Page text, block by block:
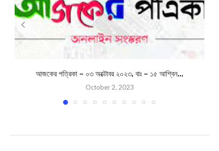
আজকের পত্রিকা – ০৩ অক্টোবর ২০২৩, বাঃ – ১৫ আশ্বিন...
October 2, 2023